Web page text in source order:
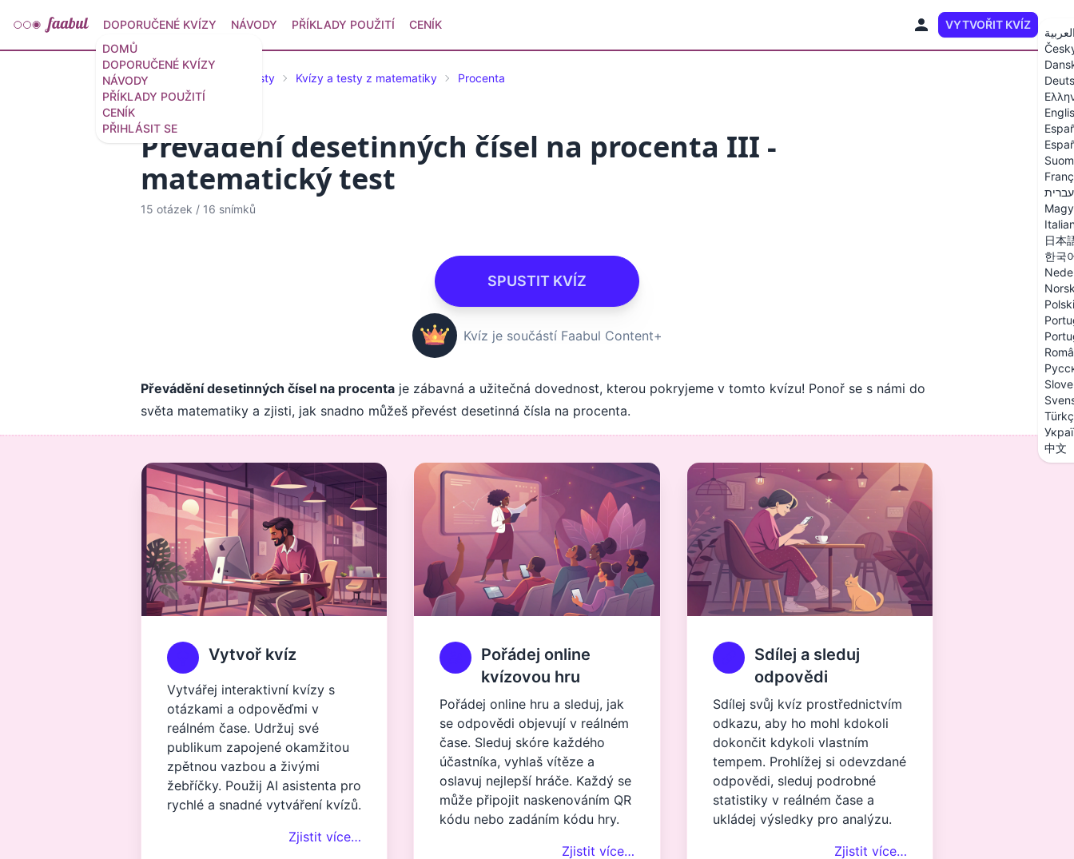
DOMŮ
DOPORUČENÉ KVÍZY
NÁVODY
PŘÍKLADY POUŽITÍ
CENÍK
PŘIHLÁSIT SE
DOPORUČENÉ KVÍZY NÁVODY PŘÍKLADY POUŽITÍ CENÍK VYTVOŘIT KVÍZ
עברית
日本
한국
Polski
中文
Doporučené kvízy a testy Kvízy a testy z matematiky Procenta
Převádění desetinných čísel na procenta III -
matematický test
15 otázek / 16 snímků
SPUSTIT KVÍZ
Kvíz je součástí Faabul Content+
Převádění desetinných čísel na procenta je zábavná a užitečná dovednost, kterou pokryjeme v tomto kvízu! Ponoř se s námi do
světa matematiky a zjisti, jak snadno můžeš převést desetinná čísla na procenta.
Vytvoř kvíz
Vytvářej interaktivní kvízy s
otázkami a odpověďmi v
reálném čase. Udržuj své
publikum zapojené okamžitou
zpětnou vazbou a živými
žebříčky. Použij AI asistenta pro
rychlé a snadné vytváření kvízů.
Zjistit více…
Pořádej online
kvízovou hru
Pořádej online hru a sleduj, jak
se odpovědi objevují v reálném
čase. Sleduj skóre každého
účastníka, vyhlaš vítěze a
oslavuj nejlepší hráče. Každý se
může připojit naskenováním QR
kódu nebo zadáním kódu hry.
Zjistit více…
Sdílej a sleduj
odpovědi
Sdílej svůj kvíz prostřednictvím
odkazu, aby ho mohl kdokoli
dokončit kdykoli vlastním
tempem. Prohlížej si odevzdané
odpovědi, sleduj podrobné
statistiky v reálném čase a
ukládej výsledky pro analýzu.
Zjistit více…